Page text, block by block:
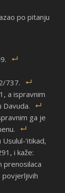
po pitanju
737.
a ispravnim
Davuda.
ga je
‘itikad,
i kaže:
prenosilaca
povjerljivih